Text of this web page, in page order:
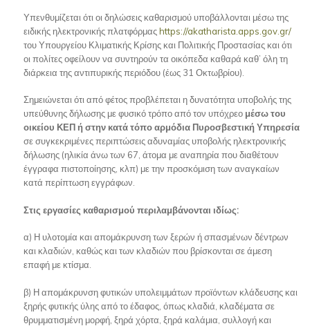
Υπενθυμίζεται ότι οι δηλώσεις καθαρισμού υποβάλλονται μέσω της
ειδικής ηλεκτρονικής πλατφόρμαςhttps://akatharista.apps.gov.gr/
του Υπουργείου Κλιματικής Κρίσης και Πολιτικής Προστασίας και ότι
οι πολίτες οφείλουν να συντηρούν τα οικόπεδα καθαρά καθ’ όλη τη
διάρκεια της αντιπυρικής περιόδου (έως 31 Οκτωβρίου).
Σημειώνεται ότι από φέτος προβλέπεται η δυνατότητα υποβολής της
υπεύθυνης δήλωσης με φυσικό τρόπο από τον υπόχρεο μέσω του
οικείου ΚΕΠ ή στην κατά τόπο αρμόδια Πυροσβεστική Υπηρεσία
σε συγκεκριμένες περιπτώσεις αδυναμίας υποβολής ηλεκτρονικής
δήλωσης (ηλικία άνω των 67, άτομα με αναπηρία που διαθέτουν
έγγραφα πιστοποίησης, κλπ) με την προσκόμιση των αναγκαίων
κατά περίπτωση εγγράφων.
Στις εργασίες καθαρισμού περιλαμβάνονται ιδίως:
α) Η υλοτομία και απομάκρυνση των ξερών ή σπασμένων δέντρων
και κλαδιών, καθώς και των κλαδιών που βρίσκονται σε άμεση
επαφή με κτίσμα.
β) Η απομάκρυνση φυτικών υπολειμμάτων προϊόντων κλάδευσης και
ξηρής φυτικής ύλης από το έδαφος, όπως κλαδιά, κλαδέματα σε
θρυμματισμένη μορφή, ξηρά χόρτα, ξηρά καλάμια, συλλογή και